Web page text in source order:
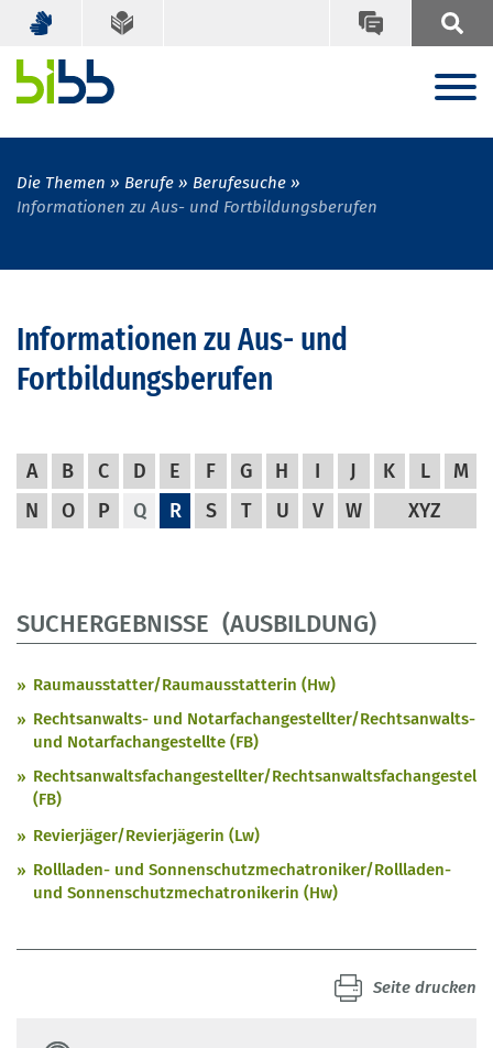
Die Themen Berufe
Berufesuche
Informationen zu Aus- und Fortbildungsberufen
Informationen zu Aus- und
Fortbildungsberufen
A B C D E F G H I J K L
M
N
O P Q R S T U V W XYZ
SUCHERGEBNISSE (AUSBILDUNG)
Raumausstatter/Raumausstatterin (Hw)
Rechtsanwalts- und Notarfachangestellter/Rechtsanwalts-
und Notarfachangestellte (FB)
Rechtsanwaltsfachangestellter/
(FB)
Revierjäger/Revierjägerin (Lw)
Rollladen- und Sonnenschutzmechatroniker/Rollladen-
und Sonnenschutzmechatronikerin (Hw)
Seite drucken